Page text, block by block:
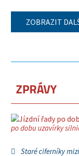
ZOBRAZIT
ZPRÁVY
po dobu uzavírky
Staré ciferníky